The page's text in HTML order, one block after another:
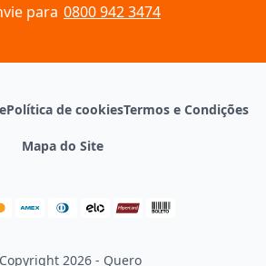
para 0800 942 3474
Política de cookiesTermos e Condições
Mapa do Site
2026 - Quero